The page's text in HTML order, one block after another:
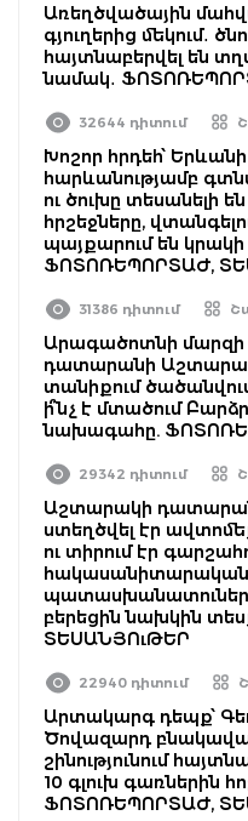
Առեղծվածային
գյուղերից մեկում․
հայտնաբերվել են
նամակ․
32644 դիտում
Խոշոր հրդեհ՝
հարևանությամբ
ու ծուխը տեսանելի
հրշեջները,
պայքարում են
ՖՈՏՈՌԵՊՈՐՏԱԺ,
31386 դիտում
Արագածոտնի մարզի
դատարանի
տանիքում
ի՞նչ է մտածում
նախագահը.
29342 դիտում
Աշտարակի
ստեղծվել էր
ու տիրում էր
հակասանիտարական
բերեցին նախկին
ՏԵՍԱՆՅՈւԹԵՐ
22940 դիտում
Արտակարգ դեպք՝
Ծովազարդ
շինությունում
10 գլուխ գառներին
ՖՈՏՈՌԵՊՈՐՏԱԺ,